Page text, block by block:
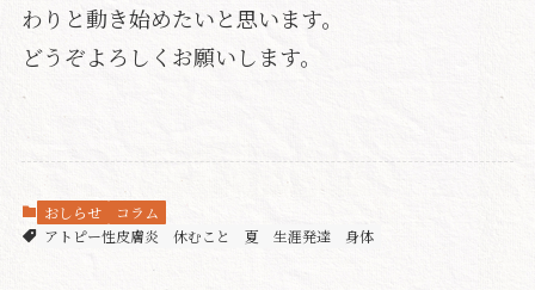
わりと動き始めたいと思います。
どうぞよろしくお願いします。
おしらせ
コラム
アトピー性皮膚炎
休むこと 夏 生涯発達 身体